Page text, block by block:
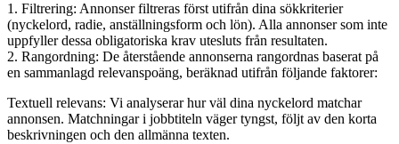
1. Filtrering: Annonser filtreras först utifrån dina sökkriterier
(nyckelord, radie, anställningsform och lön). Alla annonser som inte
uppfyller dessa obligatoriska krav utesluts från resultaten.
2. Rangordning: De återstående annonserna rangordnas baserat på
en sammanlagd relevanspoäng, beräknad utifrån följande faktorer:
Textuell relevans: Vi analyserar hur väl dina nyckelord matchar
annonsen. Matchningar i jobbtiteln väger tyngst, följt av den korta
beskrivningen och den allmänna texten.